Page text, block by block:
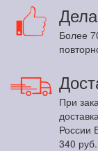
Более
При
России
340 руб.